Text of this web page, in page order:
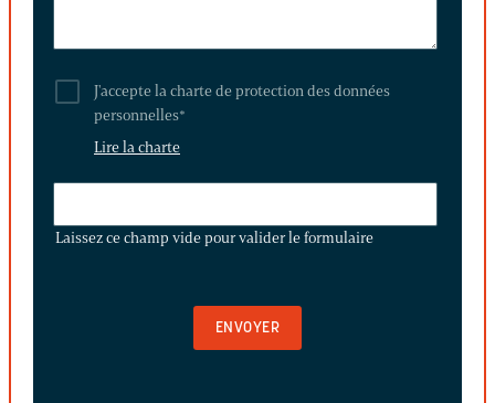
J'accepte la charte de protection des données
personnelles*
Lire la charte
CHAMP
Laissez ce champ vide pour valider le formulaire